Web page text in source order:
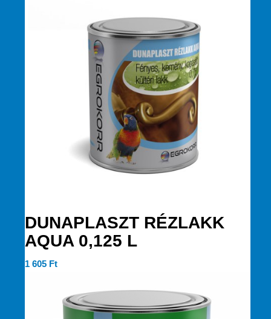
DUNAPLASZT RÉZLAKK
AQUA 0,125 L
1 605 Ft